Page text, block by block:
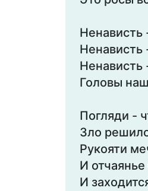
Ненависть
Ненависть
Ненависть
Головы
Погляди -
Зло
Рукояти
И отчаянье
И